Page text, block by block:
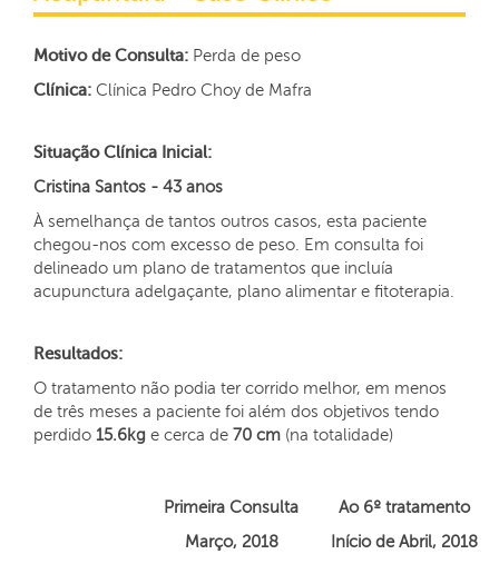
Motivo de Consulta: Perda de peso
Clínica: Clínica Pedro Choy de Mafra
Situação Clínica Inicial:
Cristina Santos - 43 anos
À semelhança de tantos outros casos, esta paciente
chegou-nos com excesso de peso. Em consulta foi
delineado um plano de tratamentos que incluía
acupunctura adelgaçante, plano alimentar e fitoterapia.
Resultados:
O tratamento não podia ter corrido melhor, em menos
de três meses a paciente foi além dos objetivos tendo
perdido 15.6kg e cerca de 70 cm (na totalidade)
Primeira Consulta
Março, 2018
Ao 6º tratamento
Início de Abril, 2018